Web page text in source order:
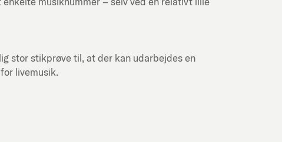
stor stikprøve til, at der kan udarbejdes en
livemusik.